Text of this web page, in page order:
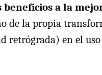
a la
de la propia
retrógrada) en el uso